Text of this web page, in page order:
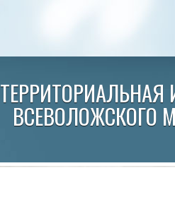
ВСЕВОЛОЖСКОГО